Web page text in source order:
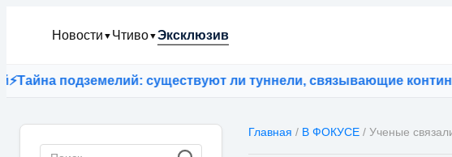
Новости ▼ Чтиво▼Эксклюзив
подземелий: существуют ли туннели, связывающие континенты⚡
Главная / В ФОКУСЕ / Ученые